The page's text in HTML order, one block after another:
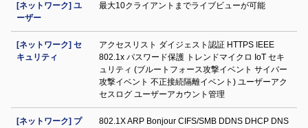
[ネットワーク] ユ
ーザー
最大10クライアントまでライブビューが可能
[ネットワーク] セ
キュリティ
アクセスリスト ダイジェスト認証 HTTPS IEEE
802.1x パスワード保護 トレンドマイクロ IoT セキ
ュリティ (ブルートフォース攻撃イベント サイバー
攻撃イベント 不正接続隔離イベント) ユーザーアク
セスログ ユーザーアカウント管理
[ネットワーク] プ
802.1X ARP Bonjour CIFS/SMB DDNS DHCP DNS